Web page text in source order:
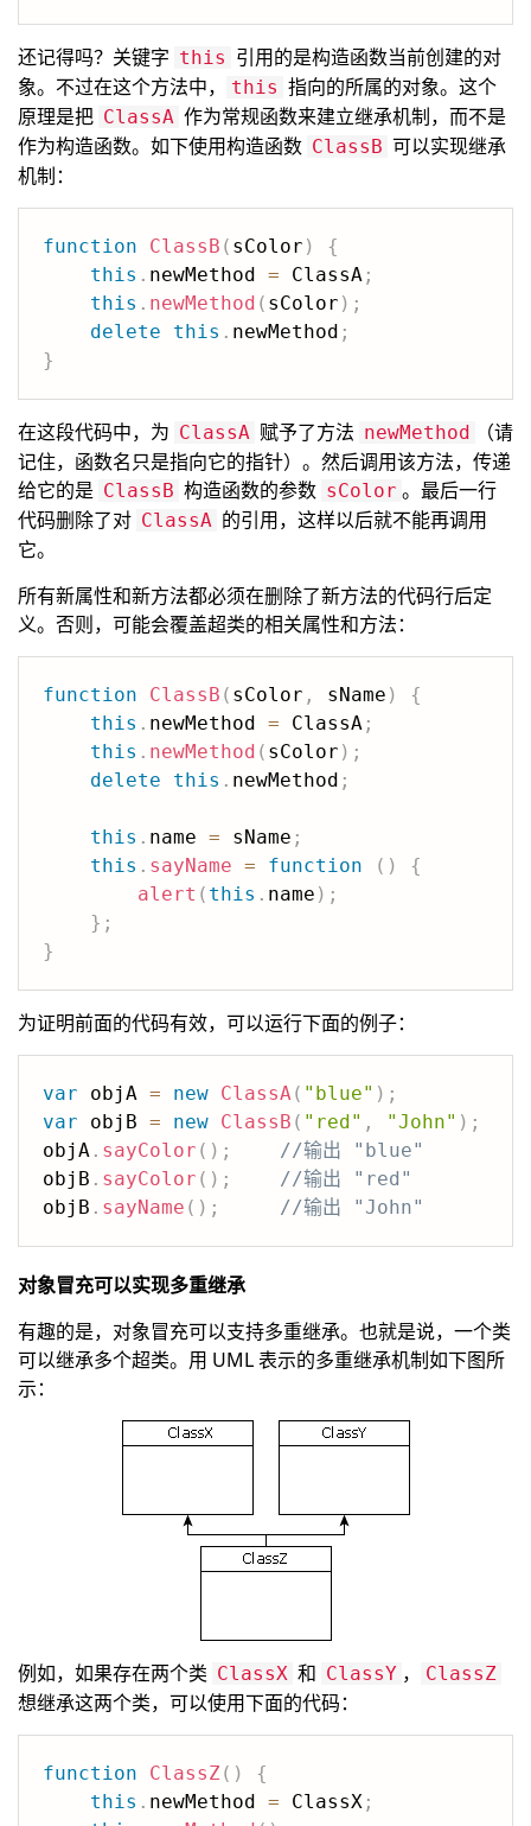
还记得吗？关键字 this 引用的是构造函数当前创建的对
象。不过在这个方法中，
this 指向的所属的对象。这个
原理是把 ClassA 作为常规函数来建立继承机制，而不是
作为构造函数。如下使用构造函数 ClassB 可以实现继承
机制：
function ClassB ( sColor )
{
this . newMethod = ClassA ;
this . newMethod ( sColor ) ;
delete
this . newMethod ;
}
在这段代码中，为 ClassA 赋予了方法 newMethod
（请
记住，函数名只是指向它的指针）。然后调用该方法，传递
给它的是 ClassB 构造函数的参数 sColor 。最后一行
代码删除了对 ClassA 的引用，这样以后就不能再调用
它。
所有新属性和新方法都必须在删除了新方法的代码行后定
义。否则，可能会覆盖超类的相关属性和方法：
function ClassB ( sColor , sName )
{
this . newMethod = ClassA ;
this . newMethod ( sColor ) ;
delete
this . newMethod ;
this . name = sName ;
this . sayName = function ( )
{
alert ( this . name ) ;
} ;
}
为证明前面的代码有效，可以运行下面的例子：
var objA = new ClassA( "blue" ) ;
var objB = new ClassB ( "red" , "John" ) ;
objA . sayColor ( ) ;
//输出 "blue"
objB . sayColor ( ) ;
//输出 "red"
objB . sayName ( ) ; //输出 "John"
对象冒充可以实现多重继承
有趣的是，对象冒充可以支持多重继承。也就是说，一个类
可以继承多个超类。用 UML 表示的多重继承机制如下图所
示：
例如，如果存在两个类 ClassX 和 ClassY ， ClassZ
想继承这两个类，可以使用下面的代码：
function ClassZ( )
{
this . newMethod = ClassX ;